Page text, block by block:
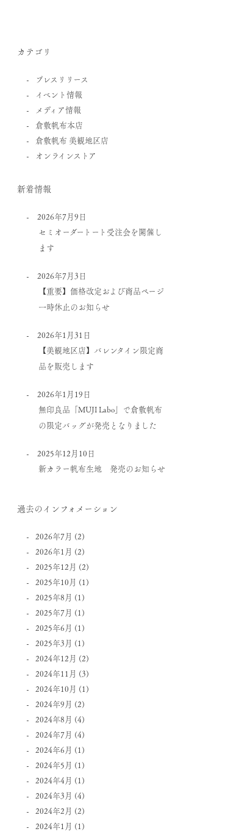
カテゴリ
プレスリリース
イベント情報
メディア情報
倉敷帆布本店
倉敷帆布 美観地区店
オンラインストア
新着情報
2026年7月9日
セミオーダートート受注会を開催し
ます
2026年7月3日
【重要】価格改定および商品ページ
一時休止のお知らせ
2026年1月31日
【美観地区店】バレンタイン限定商
品を販売します
2026年1月19日
無印良品「MUJI Labo」で倉敷帆布
の限定バッグが発売となりました
2025年12月10日
新カラー帆布生地 発売のお知らせ
過去のインフォメーション
2026年7月 (2)
2026年1月 (2)
2025年12月 (2)
2025年10月 (1)
2025年8月 (1)
2025年7月 (1)
2025年6月 (1)
2025年3月 (1)
2024年12月 (2)
2024年11月 (3)
2024年10月 (1)
2024年9月 (2)
2024年8月 (4)
2024年7月 (4)
2024年6月 (1)
2024年5月 (1)
2024年4月 (1)
2024年3月 (4)
2024年2月 (2)
2024年1月 (1)